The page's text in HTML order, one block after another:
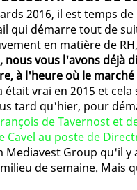
2016, il est temps
qui démarre tout de
en matière de
vous l'avons déjà
à l'heure où le
était vrai en 2015 et
tard qu'hier, pour
de Tavernost et
au poste de
Group qu'il y
de semaine. Mais